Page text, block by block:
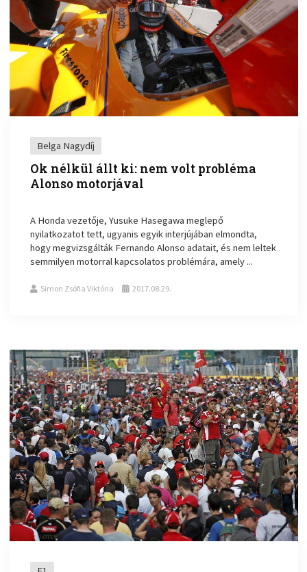
Belga Nagydíj
Ok nélkül állt ki: nem volt probléma
Alonso motorjával
A Honda vezetője, Yusuke Hasegawa meglepő
nyilatkozatot tett, ugyanis egyik interjújában elmondta,
hogy megvizsgálták Fernando Alonso adatait, és nem leltek
semmilyen motorral kapcsolatos problémára, amely ...
Simon Zsófia Viktória 2017.08.29.